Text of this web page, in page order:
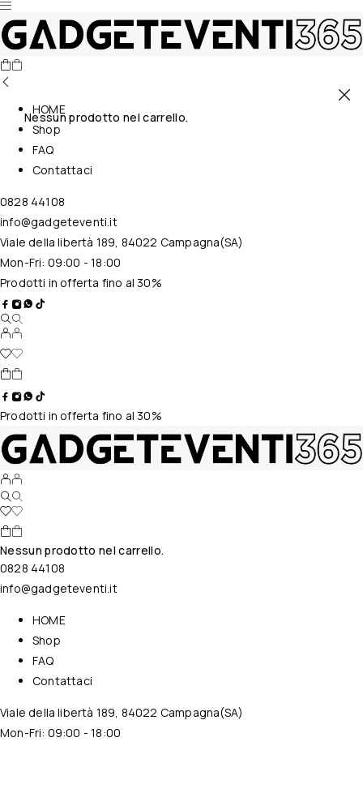
Nessun prodotto nel carrello.
HOME
Shop
FAQ
Contattaci
0828 44108
info@gadgeteventi.it
Viale della libertà 189, 84022 Campagna(SA)
Mon-Fri: 09:00 - 18:00
Prodotti in offerta fino al 30%
Prodotti in offerta fino al 30%
Nessun prodotto nel carrello.
0828 44108
info@gadgeteventi.it
HOME
Shop
FAQ
Contattaci
Viale della libertà 189, 84022 Campagna(SA)
Mon-Fri: 09:00 - 18:00